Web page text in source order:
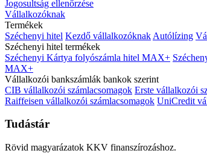
Jogosultság ellenőrzése
Vállalkozóknak
Termékek
Széchenyi hitel Kezdő vállalkozóknak Autólízing
Széchenyi hitel termékek
Széchenyi Kártya folyószámla hitel MAX+
MAX+
Vállalkozói bankszámlák bankok szerint
CIB vállalkozói számlacsomagok Erste vállalkozói
Raiffeisen vállalkozói számlacsomagok UniCredit
Tudástár
Rövid magyarázatok KKV finanszírozáshoz.